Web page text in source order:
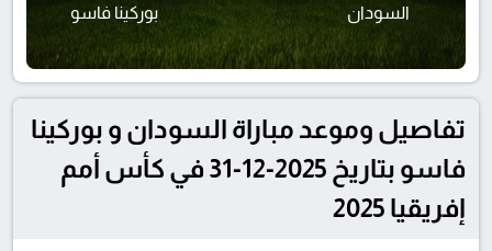
السودان بوركينا فاسو
تفاصيل وموعد مباراة السودان و بوركينا
فاسو بتاريخ 2025-12-31 في كأس أمم
إفريقيا 2025